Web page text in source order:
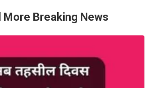
More Breaking News